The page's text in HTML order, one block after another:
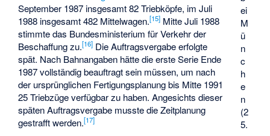
ei
M
ü
n
c
h
e
n
(2
5.
September 1987 insgesamt 82 Triebköpfe, im Juli
1988 insgesamt 482 Mittelwagen.[15] Mitte Juli 1988
stimmte das Bundesministerium für Verkehr der
Beschaffung zu.[16] Die Auftragsvergabe erfolgte
spät. Nach Bahnangaben hätte die erste Serie Ende
1987 vollständig beauftragt sein müssen, um nach
der ursprünglichen Fertigungsplanung bis Mitte 1991
25 Triebzüge verfügbar zu haben. Angesichts dieser
späten Auftragsvergabe musste die Zeitplanung
gestrafft werden.[17]